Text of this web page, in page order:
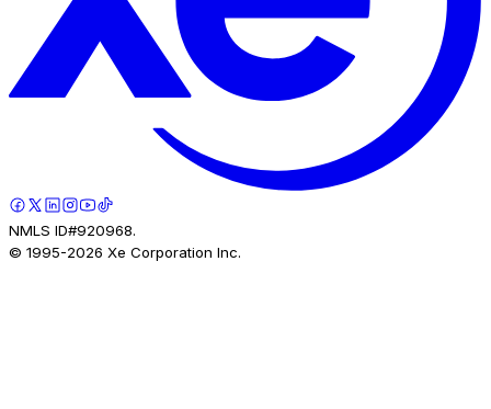
NMLS ID#920968.
© 1995-2026 Xe Corporation Inc.